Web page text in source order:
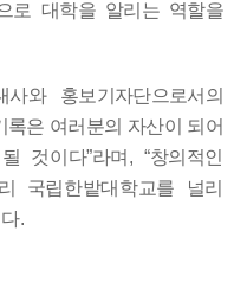
로 대학을 알리는 역할을
사와 홍보기자단으로서의
록은 여러분의 자산이 되어
될 것이다”라며 , “창의적인
국립한밭대학교를 널리
.